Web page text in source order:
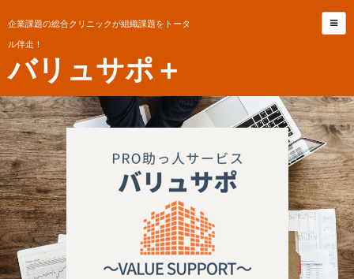
企業課題の総合クリニックが組織課題をトータ
ル伴走！
バリュサポ＋